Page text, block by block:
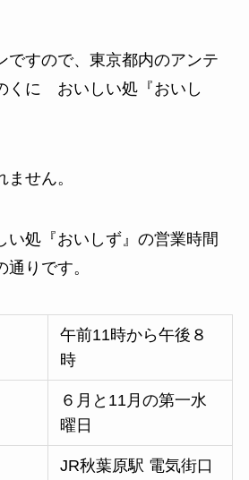
ですので、東京都内のアンテ
くに おいしい処『おいし
せん。
処『おいしず』の営業時間
りです。
午前11時から午後８
時
６月と11月の第一水
曜日
JR秋葉原駅 電気街口